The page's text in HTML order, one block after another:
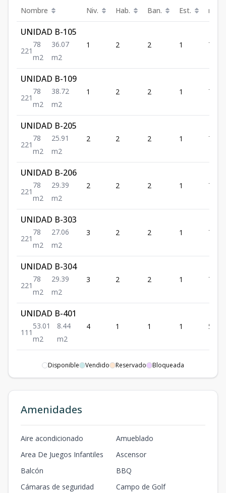
Nombre Niv. Hab. Ban. Est. m²
UNIDAD B-105
221
78
m2
36.07
m2
1 2 2 1 78
UNIDAD B-109
221
78
m2
38.72
m2
1 2 2 1 78
UNIDAD B-205
221
78
m2
25.91
m2
2 2 2 1 78
UNIDAD B-206
221
78
m2
29.39
m2
2 2 2 1 78
UNIDAD B-303
221
78
m2
27.06
m2
3 2 2 1 78
UNIDAD B-304
221
78
m2
29.39
m2
3 2 2 1 78
UNIDAD B-401
1 1 1
53.01
m2
8.44
m2
4 1 1 1 53.01
UNIDAD B-410
111
78
UNIDAD B-104
221
Disponible Vendido Reservado Bloqueada
Amenidades
Aire acondicionado
Amueblado
Area De Juegos Infantiles
Ascensor
Balcón
BBQ
Cámaras de seguridad
Campo de Golf